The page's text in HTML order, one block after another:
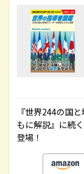
『世界244の国
もに解説』に続
登場！